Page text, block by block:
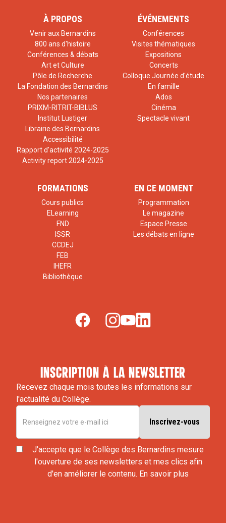
À PROPOS
Venir aux Bernardins
800 ans d'histoire
Conférences & débats
Art et Culture
Pôle de Recherche
La Fondation des Bernardins
Nos partenaires
PRIXM-RITRIT-BIBLUS
Institut Lustiger
Librairie des Bernardins
Accessibilité
Rapport d'activité 2024-2025
Activity report 2024-2025
ÉVÉNEMENTS
Conférences
Visites thématiques
Expositions
Concerts
Colloque Journée d'étude
En famille
Ados
Cinéma
Spectacle vivant
FORMATIONS
Cours publics
ELearning
FND
ISSR
CCDEJ
FEB
IHEFR
Bibliothèque
EN CE MOMENT
Programmation
Le magazine
Espace Presse
Les débats en ligne
inscription à la newsletter
Recevez chaque mois toutes les informations sur
l'actualité du Collège.
J'accepte que le Collège des Bernardins mesure
l'ouverture de ses newsletters et mes clics afin
d'en améliorer le contenu. En savoir plus